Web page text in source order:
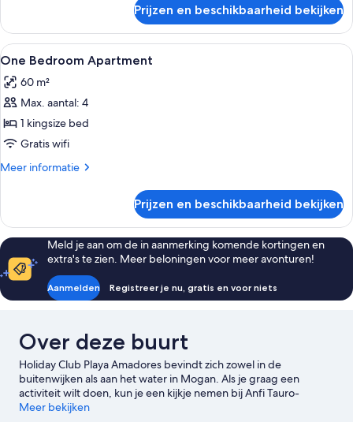
Prijzen en beschikbaarheid bekijken
Alle
foto's
voor
One
Bedroom
Apartment
laden
Een kluis op de kamer,
6
One Bedroom Apartment
60 m²
Max. aantal: 4
1 kingsize bed
Gratis wifi
Meer informatie
Meer
Bedroom
Apartment
Prijzen en beschikbaarheid bekijken
Meld je aan om de in aanmerking komende kortingen en
extra's te zien. Meer beloningen voor meer avonturen!
Aanmelden Registreer je nu, gratis en voor niets
Over deze buurt
Holiday Club Playa Amadores bevindt zich zowel in de
buitenwijken als aan het water in Mogan. Als je graag een
activiteit wilt doen, kun je een kijkje nemen bij Anfi Tauro-
golfbaan en Haven van Mogan. Geniet je liever van het
Meer bekijken